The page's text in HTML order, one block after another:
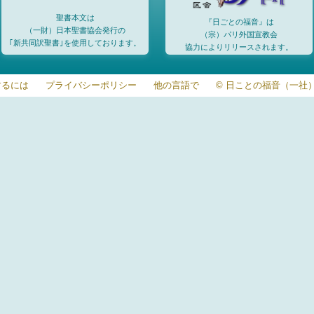
聖書本文は
（一財）日本聖書協会発行の
｢新共同訳聖書｣を使用しております。
『日ごとの福音』は
（宗）パリ外国宣教会
協力によりリリースされます。
には プライバシーポリシー 他の言語で © 日ことの福音（一社